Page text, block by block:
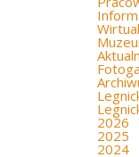
2026
2025
2024